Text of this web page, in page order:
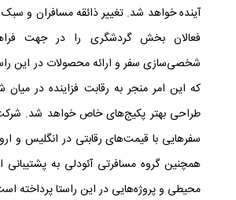
آینده خواهد شد. تغییر ذائقه مسافران و سبک
فعالان بخش گردشگری را در جهت
شخصی‌سازی سفر و ارائه محصولات در این
که این امر منجر به رقابت فزاینده در
طراحی بهتر پکیج‌های خاص خواهد شد.
سفرهایی با قیمت‌های رقابتی در انگلیس و
همچنین گروه مسافرتی آئودلی به
محیطی و پروژه‌هایی در این راستا پرداخته